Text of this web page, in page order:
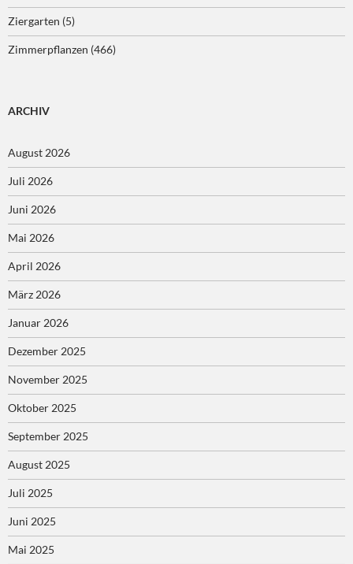
Ziergarten (5)
Zimmerpflanzen (466)
ARCHIV
August 2026
Juli 2026
Juni 2026
Mai 2026
April 2026
März 2026
Januar 2026
Dezember 2025
November 2025
Oktober 2025
September 2025
August 2025
Juli 2025
Juni 2025
Mai 2025